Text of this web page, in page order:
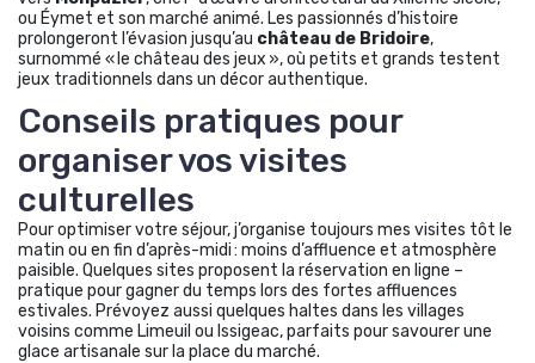
ou Éymet et son marché animé. Les passionnés d’histoire
prolongeront l’évasion jusqu’au château de Bridoire,
surnommé « le château des jeux », où petits et grands testent
jeux traditionnels dans un décor authentique.
Conseils pratiques pour
organiser vos visites
culturelles
Pour optimiser votre séjour, j’organise toujours mes visites tôt le
matin ou en fin d’après-midi : moins d’affluence et atmosphère
paisible. Quelques sites proposent la réservation en ligne –
pratique pour gagner du temps lors des fortes affluences
estivales. Prévoyez aussi quelques haltes dans les villages
voisins comme Limeuil ou Issigeac, parfaits pour savourer une
glace artisanale sur la place du marché.